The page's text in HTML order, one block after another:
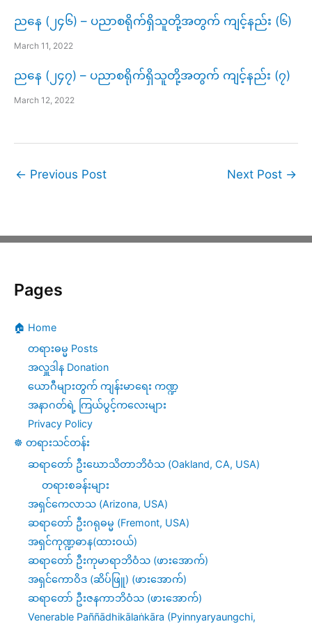
ညနေ (၂၄၆) – ပညာစရိုက်ရှိသူတို့အတွက် ကျင့်နည်း (၆)
March 11, 2022
ညနေ (၂၄၇) – ပညာစရိုက်ရှိသူတို့အတွက် ကျင့်နည်း (၇)
March 12, 2022
← Previous Post Next Post →
Pages
🏠 Home
တရားဓမ္မ Posts
အလှူဒါန Donation
ယောဂီများတွက် ကျန်းမာရေး ကဏ္ဍ
အနာဂတ်ရဲ့ ကြယ်ပွင့်ကလေးများ
Privacy Policy
☸️ တရားသင်တန်း
ဆရာတော် ဦးဃောသိတာဘိဝံသ (Oakland, CA, USA)
တရားစခန်းများ
အရှင်ကေလာသ (Arizona, USA)
ဆရာတော် ဦးဂရုဓမ္မ (Fremont, USA)
အရှင်ကုဏ္ဍဓာန(ထားဝယ်)
ဆရာတော် ဦးကုမာရာဘိဝံသ (ဖားအောက်)
အရှင်ကောဝိဒ (ဆိပ်ဖြူ) (ဖားအောက်)
ဆရာတော် ဦးဇနကာဘိဝံသ (ဖားအောက်)
Venerable Paññādhikālaṅkāra (Pyinnyaryaungchi,